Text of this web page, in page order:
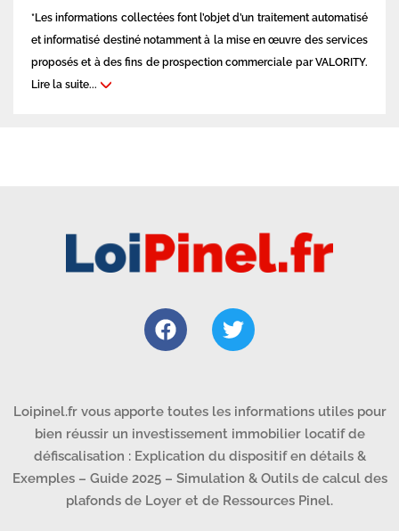
*Les informations collectées font l’objet d’un traitement automatisé
et informatisé destiné notamment à la mise en œuvre des services
proposés et à des fins de prospection commerciale par VALORITY.
Lire la suite...
Loipinel.fr vous apporte toutes les informations utiles pour
bien réussir un investissement immobilier locatif de
défiscalisation : Explication du dispositif en détails &
Exemples – Guide 2025 – Simulation & Outils de calcul des
plafonds de Loyer et de Ressources Pinel.